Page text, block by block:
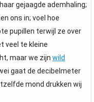
gejaagde ademhaling;
ons in; voel hoe
pupillen terwijl ze over
veel te kleine
maar we zijn wild
gaat de decibelmeter
mond drukken wij